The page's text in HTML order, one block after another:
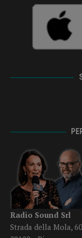
Radio Sound Srl
Strada della Mola, 60